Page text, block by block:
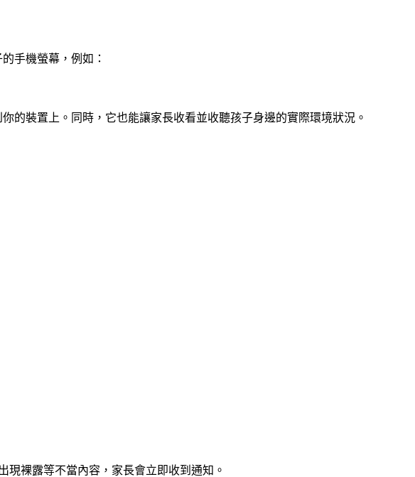
手機螢幕，例如：
的裝置上。同時，它也能讓家長收看並收聽孩子身邊的實際環境狀況。
現裸露等不當內容，家長會立即收到通知。